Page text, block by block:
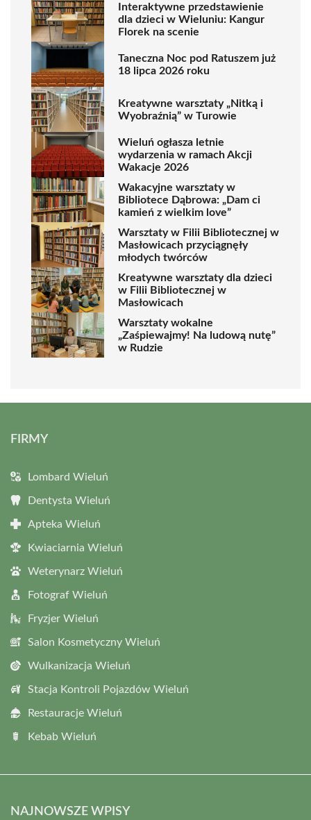
Interaktywne przedstawienie
dla dzieci w Wieluniu: Kangur
Florek na scenie
Taneczna Noc pod Ratuszem już
18 lipca 2026 roku
Kreatywne warsztaty „Nitką i
Wyobraźnią” w Turowie
Wieluń ogłasza letnie
wydarzenia w ramach Akcji
Wakacje 2026
Wakacyjne warsztaty w
Bibliotece Dąbrowa: „Dam ci
kamień z wielkim love”
Warsztaty w Filii Bibliotecznej w
Masłowicach przyciągnęły
młodych twórców
Kreatywne warsztaty dla dzieci
w Filii Bibliotecznej w
Masłowicach
Warsztaty wokalne
„Zaśpiewajmy! Na ludową nutę”
w Rudzie
FIRMY
Lombard Wieluń
Dentysta Wieluń
Apteka Wieluń
Kwiaciarnia Wieluń
Weterynarz Wieluń
Fotograf Wieluń
Fryzjer Wieluń
Salon Kosmetyczny Wieluń
Wulkanizacja Wieluń
Stacja Kontroli Pojazdów Wieluń
Restauracje Wieluń
Kebab Wieluń
NAJNOWSZE WPISY